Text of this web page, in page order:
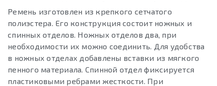
Ремень изготовлен из крепкого сетчатого
полиэстера. Его конструкция состоит ножных и
спинных отделов. Ножных отделов два, при
необходимости их можно соединить. Для удобства
в ножных отделах добавлены вставки из мягкого
пенного материала. Спинной отдел фиксируется
пластиковыми ребрами жесткости. При